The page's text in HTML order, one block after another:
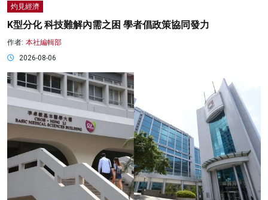
灼見經濟
K型分化 科技難解內需之困 學者倡政策協同發力
作者: 本社編輯部
2026-08-06